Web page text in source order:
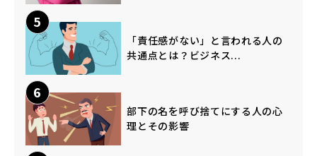
5
「責任感がない」と言われる人の
共通点とは？ビジネス...
6
部下の名を呼び捨てにする人の心
理とその影響